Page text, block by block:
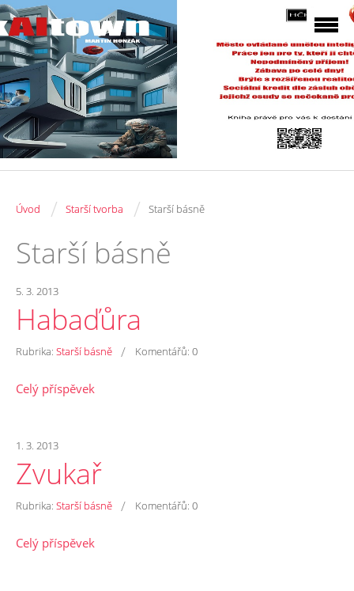
Úvod / Starší tvorba / Starší básně
Starší básně
5. 3. 2013
Habaďůra
Rubrika: Starší básně / Komentářů: 0
Celý příspěvek
1. 3. 2013
Zvukař
Rubrika: Starší básně / Komentářů: 0
Celý příspěvek